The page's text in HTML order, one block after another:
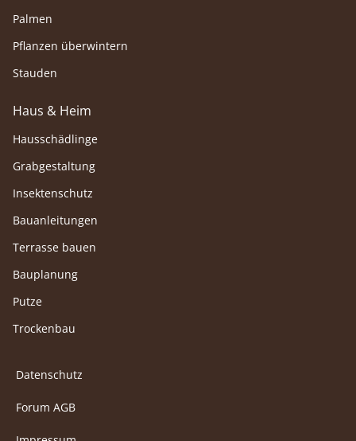
Palmen
Pflanzen überwintern
Stauden
Haus & Heim
Hausschädlinge
Grabgestaltung
Insektenschutz
Bauanleitungen
Terrasse bauen
Bauplanung
Putze
Trockenbau
Datenschutz
Forum AGB